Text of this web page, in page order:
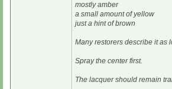
mostly amber
a small amount of yellow
just a hint of brown
Many restorers describe it as
Spray the center first.
The lacquer should remain